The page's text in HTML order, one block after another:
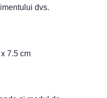
dvs.
7.5 cm